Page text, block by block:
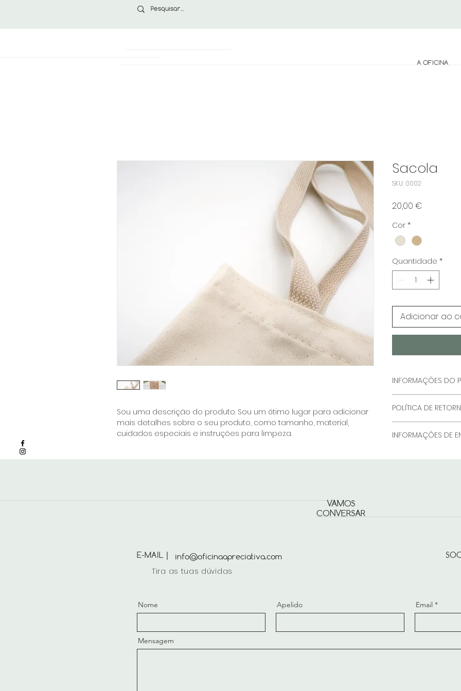
A OFICINA
Sou uma descrição do produto. Sou um ótimo lugar para adicionar
mais detalhes sobre o seu produto, como tamanho, material,
cuidados especiais e instruções para limpeza.
Sacola
SKU: 0002
20,00 €
Cor *
Quantidade *
Adicionar ao
INFORMAÇÕES DO
lugar para
produto, como
especiais e
porque este
POLÍTICA DE
lugar para que
Ter uma política
INFORMAÇÕES DE
VAMOS
CONVERSAR
E-MAIL | info@oficinaapreciativa.com
Tira as tuas dúvidas
Nome Apelido Email
Mensagem